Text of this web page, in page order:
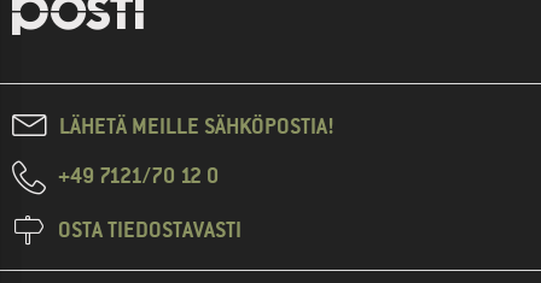
LÄHETÄ MEILLE SÄHKÖPOSTIA!
+49 7121/70 12 0
OSTA TIEDOSTAVASTI